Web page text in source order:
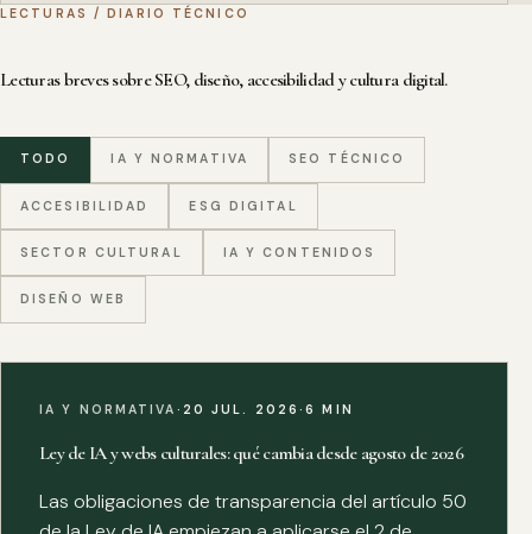
LECTURAS / DIARIO TÉCNICO
Lecturas breves sobre SEO, diseño, accesibilidad y cultura digital.
TODO IA Y NORMATIVA SEO TÉCNICO
ACCESIBILIDAD ESG DIGITAL
SECTOR CULTURAL IA Y CONTENIDOS
DISEÑO WEB
IA Y NORMATIVA · 20 JUL. 2026·6 MIN
Ley de IA y webs culturales: qué cambia desde agosto de 2026
Las obligaciones de transparencia del artículo 50